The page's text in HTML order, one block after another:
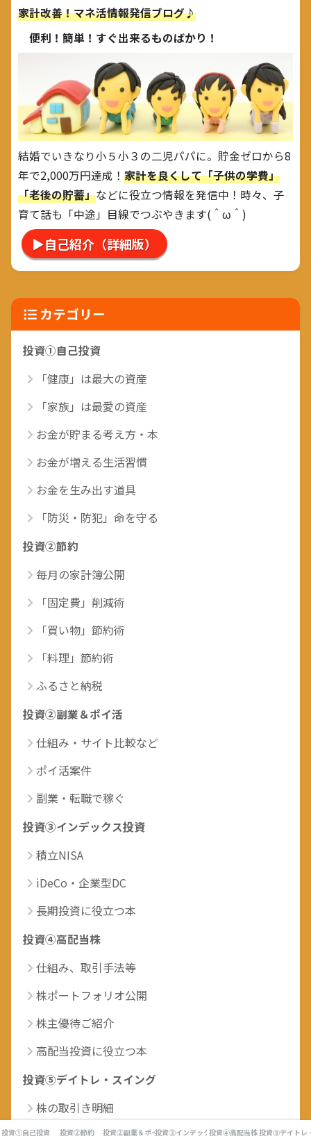
家計改善！マネ活情報発信ブログ♪
便利！簡単！すぐ出来るものばかり！
結婚でいきなり小５小３の二児パパに。貯金ゼロから8
年で2,000万円達成！ 家計を良くして「子供の学費」
「老後の貯蓄」などに役立つ情報を発信中！時々、子
育て話も「中途」目線でつぶやきます(＾ω＾)
▶自己紹介（詳細版）
カテゴリー
投資①自己投資
「健康」は最大の資産
「家族」は最愛の資産
お金が貯まる考え方・本
お金が増える生活習慣
お金を生み出す道具
「防災・防犯」命を守る
投資②節約
毎月の家計簿公開
「固定費」削減術
「買い物」節約術
「料理」節約術
ふるさと納税
投資②副業＆ポイ活
仕組み・サイト比較など
ポイ活案件
副業・転職で稼ぐ
投資③インデックス投資
積立NISA
iDeCo・企業型DC
長期投資に役立つ本
投資④高配当株
仕組み、取引手法等
株ポートフォリオ公開
株主優待ご紹介
高配当投資に役立つ本
投資⑤デイトレ・スイング
株の取引き明細
ＦＸ月間取引レポート
投資①自己投資 投資②節約 投資②副業＆ポイ活投資③インデックス投資投資④高配当株投資⑤デイトレ